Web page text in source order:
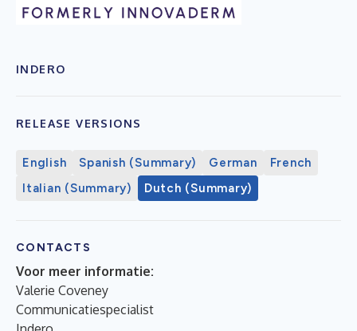
INDERO
RELEASE VERSIONS
English Spanish (Summary) German
French
Italian (Summary)
Dutch (Summary)
CONTACTS
Voor meer informatie:
Valerie Coveney
Communicatiespecialist